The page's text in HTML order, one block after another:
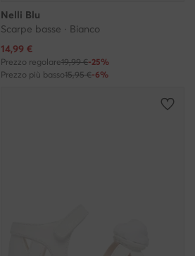
Nelli Blu
Scarpe basse · Bianco
Prezzo attuale
14,99 €
Prezzo regolare19,99 €-25%
Prezzo più basso15,95 €-6%